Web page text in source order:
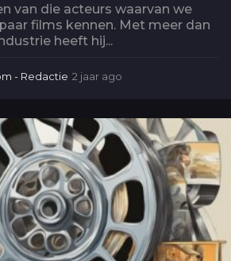
van die acteurs waarvan we
films kennen. Met meer dan
heeft hij...
- Redactie 2 jaar ago
a
r
a
g
o